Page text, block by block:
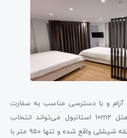
آرام و با دسترسی مناسب به سفارت
کانادا در استانبول هستید، هتل 10m2 استانبول می‌تواند انتخاب
شیشلی واقع شده و تنها ۹۵۰
متر با